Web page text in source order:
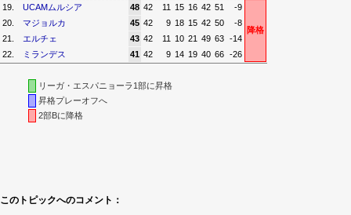
19.
UCAMムルシア 48 42 11 15 16 42 51 -9
降格
20. マジョルカ 45 42 9 18 15 42 50
-8
21.
エルチェ 43 42 11 10 21 49 63 -14
22.
ミランデス 41 42 9 14 19 40 66 -26
リーガ・エスパニョーラ1部に昇格
昇格プレーオフへ
2部Bに降格
このトピックへのコメント：